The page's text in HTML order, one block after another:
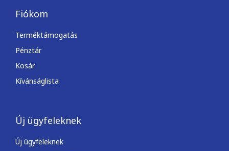
Fiókom
Terméktámogatás
Pénztár
Kosár
Kívánságlista
Új ügyfeleknek
Új ügyfeleknek